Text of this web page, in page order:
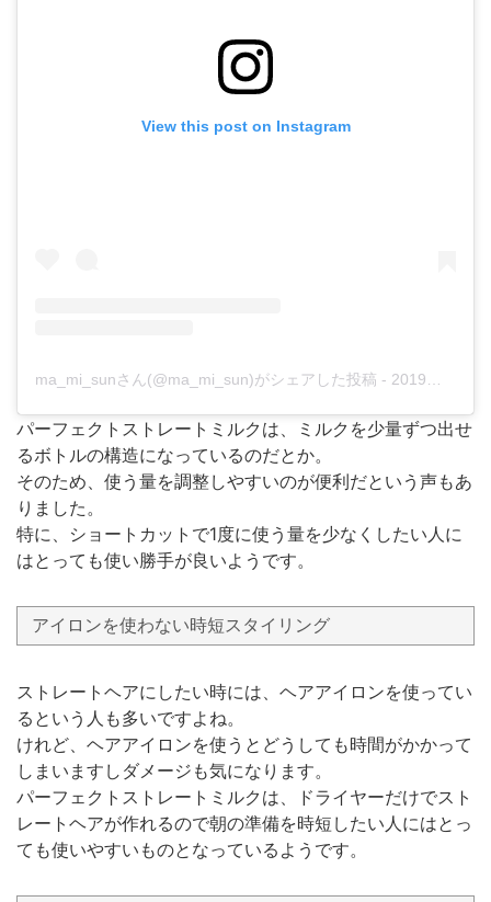
View this post on Instagram
ma_mi_sunさん(@ma_mi_sun)がシェアした投稿 - 2019年 4月月13日午前3時53分PDT
パーフェクトストレートミルクは、ミルクを少量ずつ出せ
るボトルの構造になっているのだとか。
そのため、使う量を調整しやすいのが便利だという声もあ
りました。
特に、ショートカットで1度に使う量を少なくしたい人に
はとっても使い勝手が良いようです。
アイロンを使わない時短スタイリング
ストレートヘアにしたい時には、ヘアアイロンを使ってい
るという人も多いですよね。
けれど、ヘアアイロンを使うとどうしても時間がかかって
しまいますしダメージも気になります。
パーフェクトストレートミルクは、ドライヤーだけでスト
レートヘアが作れるので朝の準備を時短したい人にはとっ
ても使いやすいものとなっているようです。